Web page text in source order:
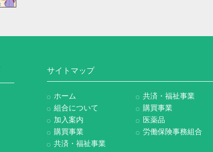
サイトマップ
ホーム
組合について
加入案内
購買事業
共済・福祉事業
共済・福祉事業
購買事業
医薬品
労働保険事務組合